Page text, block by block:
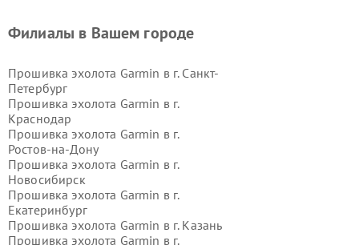
Филиалы в Вашем городе
Прошивка эхолота Garmin в г. Санкт-
Петербург
Прошивка эхолота Garmin в г.
Краснодар
Прошивка эхолота Garmin в г.
Ростов-на-Дону
Прошивка эхолота Garmin в г.
Новосибирск
Прошивка эхолота Garmin в г.
Екатеринбург
Прошивка эхолота Garmin в г. Казань
Прошивка эхолота Garmin в г.